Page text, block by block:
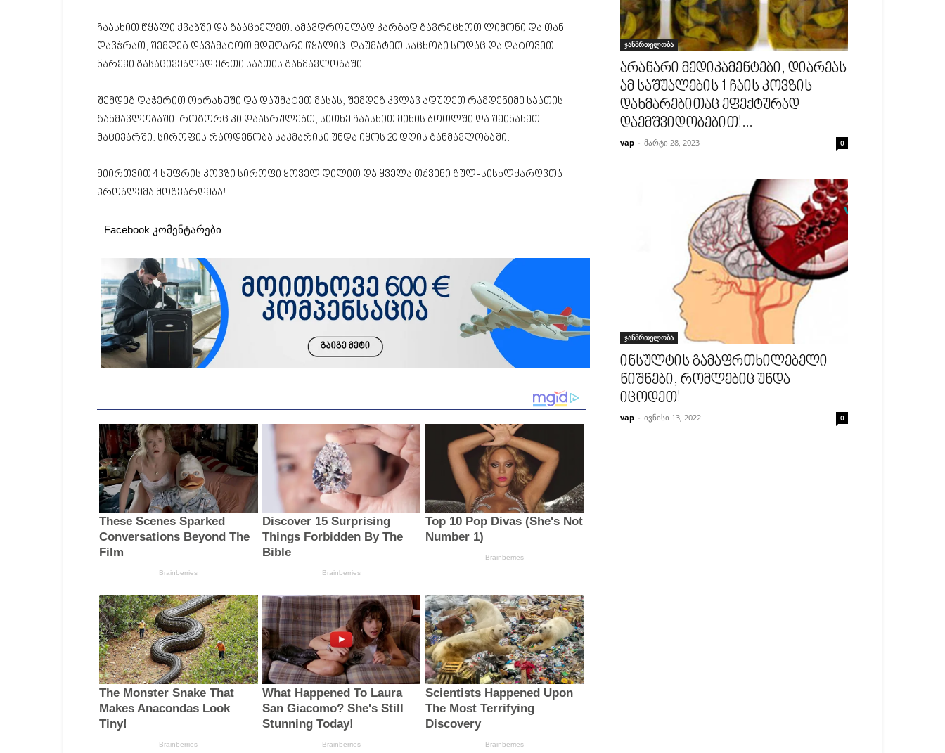
ჩაასხით წყალი ქვაბში და გააცხელეთ. ამავდროულად კარგად გავრეცხოთ ლიმონი და თან
დავჭრათ, შემდეგ დავამატოთ მდუღარე წყალიც. დაუმატეთ საცხობი სოდაც და დატოვეთ
ნარევი გასაცივებლად ერთი საათის განმავლობაში.
შემდეგ დაჭერით ოხრახუში და დაუმატეთ მასას, შემდეგ კვლავ ადუღეთ რამდენიმე საათის
განმავლობაში. როგორც კი დაასრულებთ, სითხე ჩაასხით მინის ბოთლში და შეინახეთ
მაცივარში. სიროფის რაოდენობა საკმარისი უნდა იყოს 20 დღის განმავლობაში.
მიირთვით 4 სუფრის კოვზი სიროფი ყოველ დილით და ყველა თქვენი გულ-სისხლძარღვთა
პრობლემა მოგვარდება!
Facebook კომენტარები
ჯანმრთელობა
არანარი მედიკამენტები, დიარეას
ამ საშუალების 1 ჩაის კოვზის
დახმარებითაც ეფექტურად
დაემშვიდობებით!...
vap - მარტი 28, 2023 0
ჯანმრთელობა
ინსულტის გამაფრთხილებელი
ნიშნები, რომლებიც უნდა
იცოდეთ!
vap - ივნისი 13, 2022 0